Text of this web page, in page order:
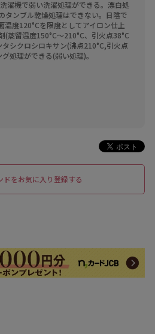
濯機で弱い洗濯処理ができる。漂白処
タンブル乾燥処理はできない。日陰で
温度120°Cを限度としてアイロン仕上
(蒸留温度150°C～210°C、引火点38°C
シクロシロキサン(沸点210°C,引火点
処理ができる(弱い処理)。
ドをお気に入り登録する